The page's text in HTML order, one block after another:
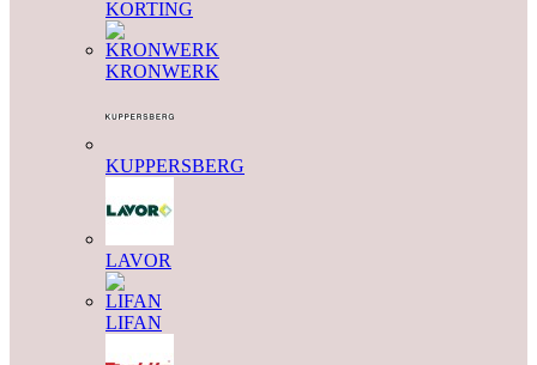
KORTING
KRONWERK
KUPPERSBERG
LAVOR
LIFAN